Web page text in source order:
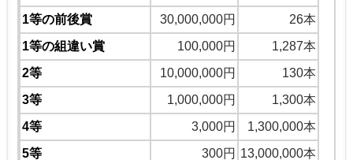
1等の前後賞
30,000,000円
26本
1等の組違い賞
100,000円
1,287本
2等
10,000,000円
130本
3等
1,000,000円
1,300本
4等
3,000円
1,300,000本
5等
300円 13,000,000本